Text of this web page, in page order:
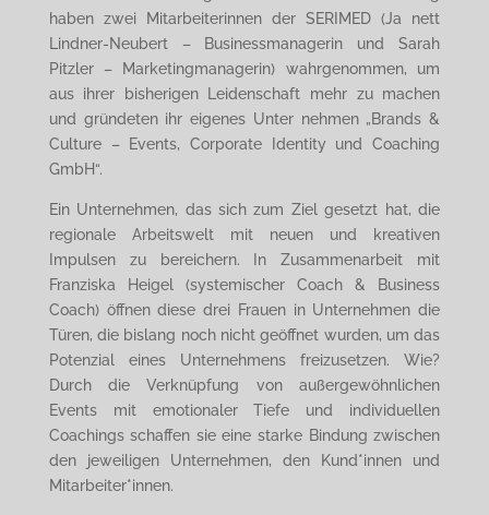
haben zwei Mitarbeiterinnen der SERIMED (Ja nett
Lindner-Neubert – Businessmanagerin und Sarah
Pitzler – Marketingmanagerin) wahrgenommen, um
aus ihrer bisherigen Leidenschaft mehr zu machen
und gründeten ihr eigenes Unter nehmen „Brands &
Culture – Events, Corporate Identity und Coaching
GmbH“.
Ein Unternehmen, das sich zum Ziel gesetzt hat, die
regionale Arbeitswelt mit neuen und kreativen
Impulsen zu bereichern. In Zusammenarbeit mit
Franziska Heigel (systemischer Coach & Business
Coach) öffnen diese drei Frauen in Unternehmen die
Türen, die bislang noch nicht geöffnet wurden, um das
Potenzial eines Unternehmens freizusetzen. Wie?
Durch die Verknüpfung von außergewöhnlichen
Events mit emotionaler Tiefe und individuellen
Coachings schaffen sie eine starke Bindung zwischen
den jeweiligen Unternehmen, den Kund*innen und
Mitarbeiter*innen.